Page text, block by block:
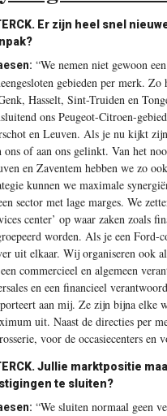
Er zijn heel snel
“We nemen niet gewoon
gebieden per merk.
Hasselt, Sint-Truiden en
ons Peugeot-Citroen-
en Leuven. Als je nu kijkt
ons of aan ons gelinkt. Van het
en Zaventem hebben we zo
kunnen we maximale
sector met lage marges. We
center’ op waar zaken zoals
worden. Als je een
uit elkaar. Wij organiseren ook
commercieel en algemeen
en een financieel
aan mij. Ze zijn bijna elke
uit. Naast de directies per
voor de occasiecenters en
Jullie marktpositie
te sluiten?
“We sluiten normaal geen